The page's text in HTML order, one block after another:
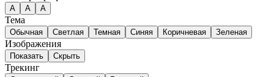
А A A
Тема
Обычная Светлая Темная Синяя Коричневая Зеленая
Изображения
Показать Скрыть
Трекинг